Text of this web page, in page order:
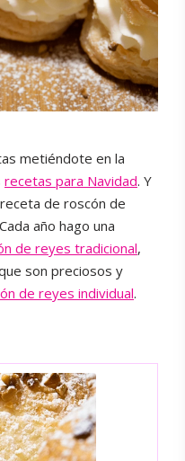
metiéndote en la
recetas para Navidad. Y
de roscón de
año hago una
de reyes tradicional,
son preciosos y
de reyes individual.